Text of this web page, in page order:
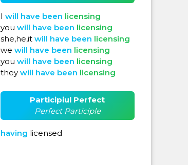
I will have been licensing
you will have been licensing
she,he,it will have been licensing
we will have been licensing
you will have been licensing
they will have been licensing
Participiul Perfect
Perfect Participle
having licensed